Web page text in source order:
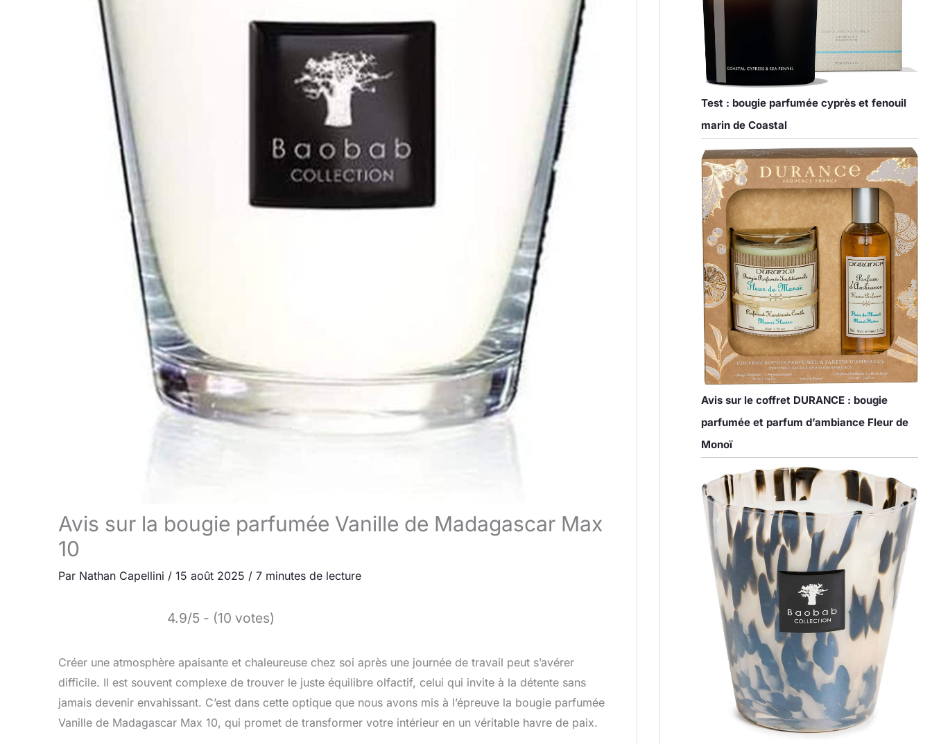
Avis sur la bougie parfumée Vanille de Madagascar Max
10
Par Nathan Capellini / 15 août 2025 / 7 minutes de lecture
4.9/5 - (10 votes)
Créer une atmosphère apaisante et chaleureuse chez soi après une journée de travail peut s’avérer
difficile. Il est souvent complexe de trouver le juste équilibre olfactif, celui qui invite à la détente sans
jamais devenir envahissant. C’est dans cette optique que nous avons mis à l’épreuve la bougie parfumée
Vanille de Madagascar Max 10, qui promet de transformer votre intérieur en un véritable havre de paix.
Test : bougie parfumée cyprès et fenouil
marin de Coastal
Avis sur le coffret DURANCE : bougie
parfumée et parfum d’ambiance Fleur de
Monoï